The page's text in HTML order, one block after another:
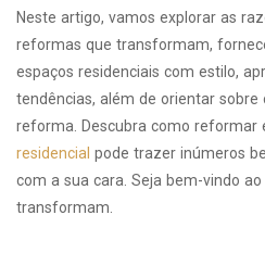
Neste artigo, vamos explorar as
reformas que transformam,
espaços residenciais com estilo,
tendências, além de orientar
reforma. Descubra como reformar
residencial pode trazer inúmeros
com a sua cara. Seja bem-vindo
transformam.